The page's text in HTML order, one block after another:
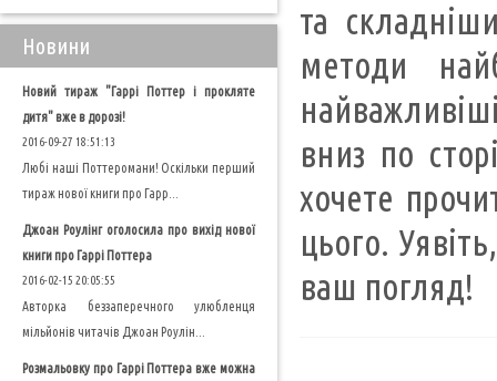
та
методи
вниз по
хочете
цього.
ваш погляд!
Новини
Новий тираж "Гаррі Поттер і прокляте
дитя" вже в дорозі!
2016-09-27 18:51:13
Любі наші Поттеромани! Оскільки перший
тираж нової книги про Гарр...
Джоан Роулінг оголосила про вихід нової
книги про Гаррі Поттера
2016-02-15 20:05:55
Авторка беззаперечного улюбленця
мільйонів читачів Джоан Роулін...
Розмальовку про Гаррі Поттера вже можна